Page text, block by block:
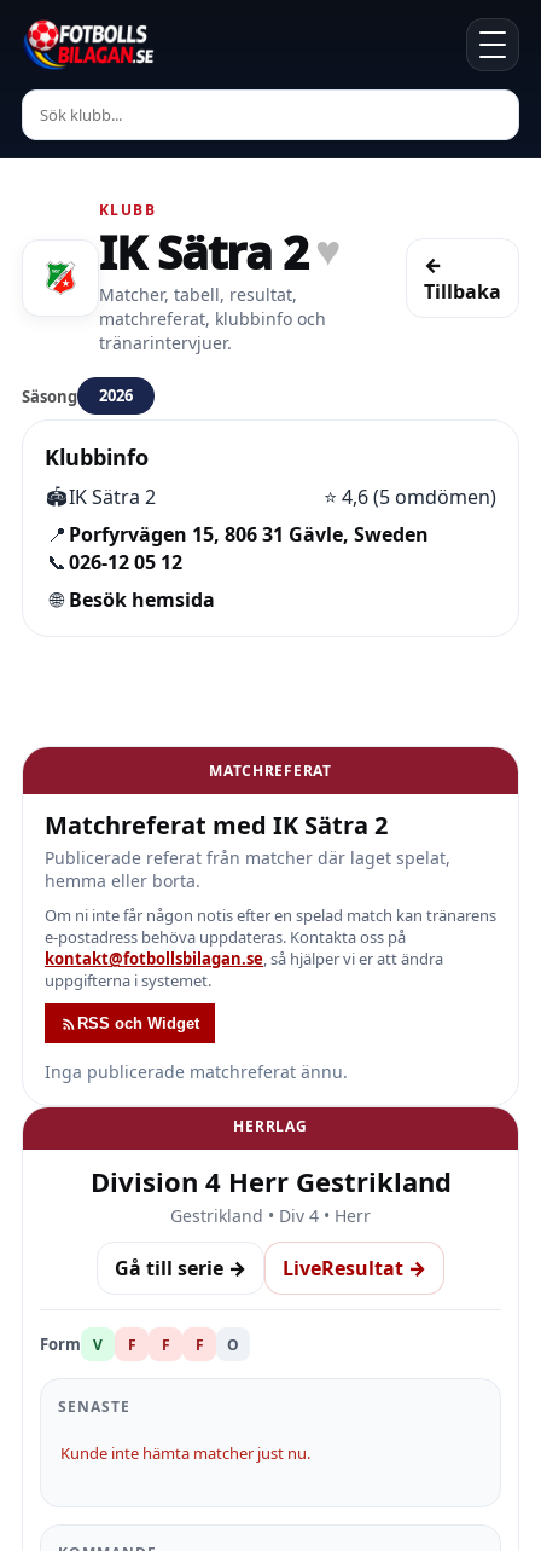
KLUBB
IK Sätra 2♥
Matcher, tabell, resultat,
matchreferat, klubbinfo och
tränarintervjuer.
←
Tillbaka
Säsong 2026
Klubbinfo
🏟️IK Sätra 2 ⭐ 4,6 (5 omdömen)
📍 Porfyrvägen 15, 806 31 Gävle, Sweden
📞026-12 05 12
🌐 Besök hemsida
MATCHREFERAT
Matchreferat med IK Sätra 2
Publicerade referat från matcher där laget spelat,
hemma eller borta.
Om ni inte får någon notis efter en spelad match kan tränarens
e-postadress behöva uppdateras. Kontakta oss på
kontakt@fotbollsbilagan.se, så hjälper vi er att ändra
uppgifterna i systemet.
RSS och Widget
Inga publicerade matchreferat ännu.
HERRLAG
Division 4 Herr Gestrikland
Gestrikland • Div 4 • Herr
Gå till serie → LiveResultat →
Form V F F F O
SENASTE
Kunde inte hämta matcher just nu.